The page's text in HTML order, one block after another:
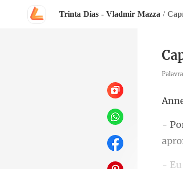
Trinta Dias - Vladmir Mazza /
n